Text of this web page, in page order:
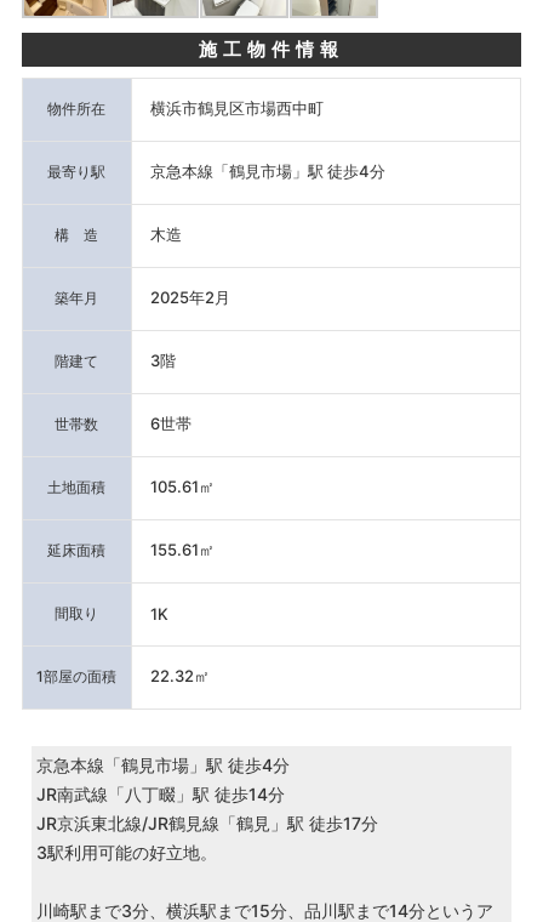
施工物件情報
物件所在 横浜市鶴見区市場⻄中町
最寄り駅 京急本線「鶴見市場」駅 徒歩4分
構 造 木造
築年月 2025年2月
階建て 3階
世帯数 6世帯
土地面積 105.61㎡
延床面積 155.61㎡
間取り 1K
1部屋の面積 22.32㎡
京急本線「鶴見市場」駅 徒歩4分
JR南武線「八丁畷」駅 徒歩14分
JR京浜東北線/JR鶴見線「鶴見」駅 徒歩17分
3駅利用可能の好立地。
川崎駅まで3分、横浜駅まで15分、品川駅まで14分というア